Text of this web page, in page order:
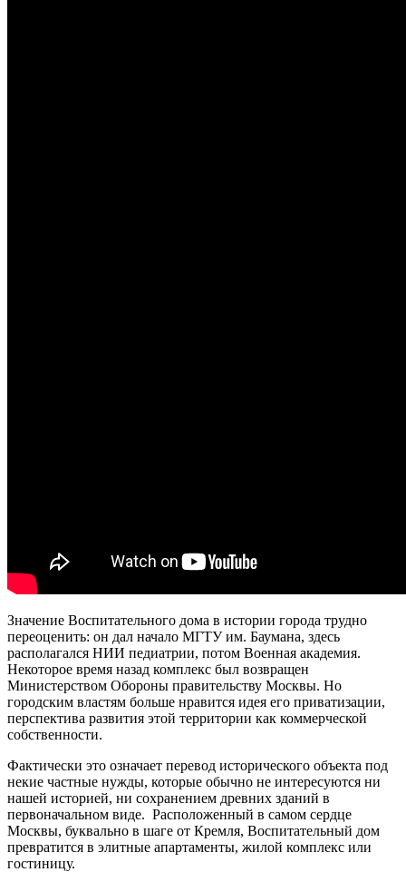
Значение Воспитательного дома в истории города трудно
переоценить: он дал начало МГТУ им. Баумана, здесь
располагался НИИ педиатрии, потом Военная академия.
Некоторое время назад комплекс был возвращен
Министерством Обороны правительству Москвы. Но
городским властям больше нравится идея его приватизации,
перспектива развития этой территории как коммерческой
собственности.
Фактически это означает перевод исторического объекта под
некие частные нужды, которые обычно не интересуются ни
нашей историей, ни сохранением древних зданий в
первоначальном виде. Расположенный в самом сердце
Москвы, буквально в шаге от Кремля, Воспитательный дом
превратится в элитные апартаменты, жилой комплекс или
гостиницу.